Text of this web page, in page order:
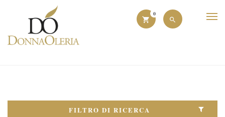
0
FILTRO DI RICERCA